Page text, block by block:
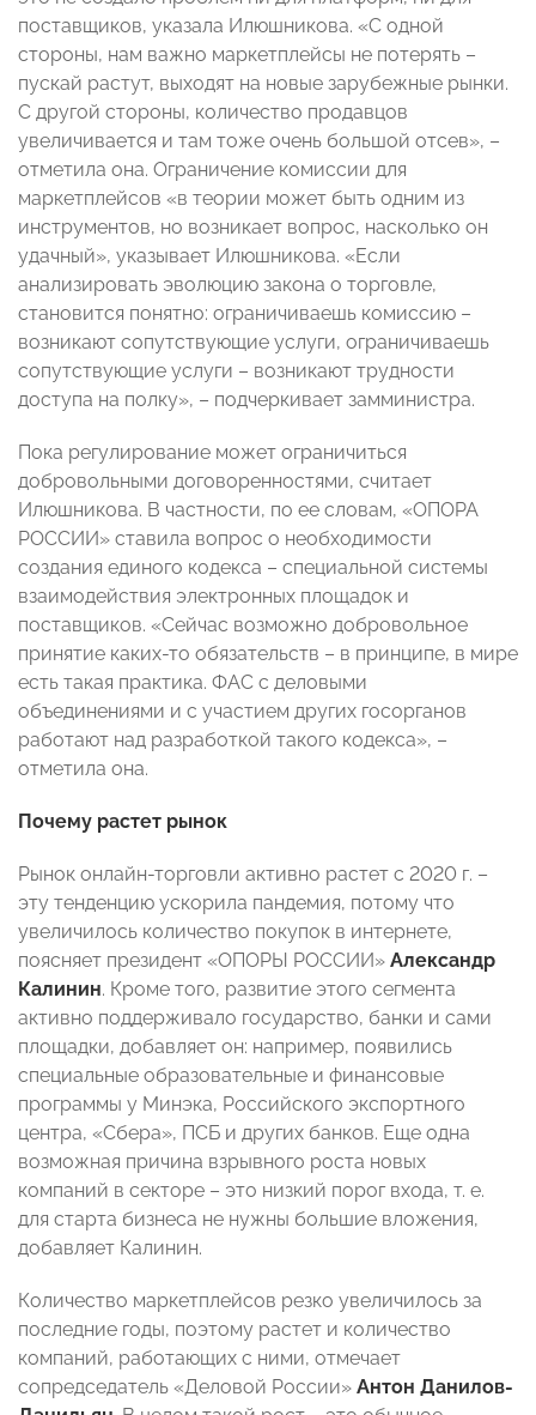
поставщиков, указала Илюшникова. «С одной
стороны, нам важно маркетплейсы не потерять –
пускай растут, выходят на новые зарубежные рынки.
С другой стороны, количество продавцов
увеличивается и там тоже очень большой отсев», –
отметила она. Ограничение комиссии для
маркетплейсов «в теории может быть одним из
инструментов, но возникает вопрос, насколько он
удачный», указывает Илюшникова. «Если
анализировать эволюцию закона о торговле,
становится понятно: ограничиваешь комиссию –
возникают сопутствующие услуги, ограничиваешь
сопутствующие услуги – возникают трудности
доступа на полку», – подчеркивает замминистра.
Пока регулирование может ограничиться
добровольными договоренностями, считает
Илюшникова. В частности, по ее словам, «ОПОРА
РОССИИ» ставила вопрос о необходимости
создания единого кодекса – специальной системы
взаимодействия электронных площадок и
поставщиков. «Сейчас возможно добровольное
принятие каких-то обязательств – в принципе, в мире
есть такая практика. ФАС с деловыми
объединениями и с участием других госорганов
работают над разработкой такого кодекса», –
отметила она.
Почему растет рынок
Рынок онлайн-торговли активно растет с 2020 г. –
эту тенденцию ускорила пандемия, потому что
увеличилось количество покупок в интернете,
поясняет президент «ОПОРЫ РОССИИ» Александр
Калинин. Кроме того, развитие этого сегмента
активно поддерживало государство, банки и сами
площадки, добавляет он: например, появились
специальные образовательные и финансовые
программы у Минэка, Российского экспортного
центра, «Сбера», ПСБ и других банков. Еще одна
возможная причина взрывного роста новых
компаний в секторе – это низкий порог входа, т. е.
для старта бизнеса не нужны большие вложения,
добавляет Калинин.
Количество маркетплейсов резко увеличилось за
последние годы, поэтому растет и количество
компаний, работающих с ними, отмечает
сопредседатель «Деловой России» Антон Данилов-